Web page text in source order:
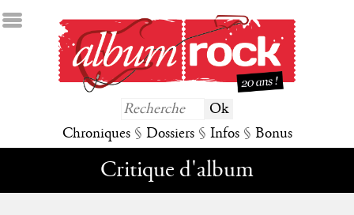
Chroniques § Dossiers § Infos § Bonus
Critique d'album